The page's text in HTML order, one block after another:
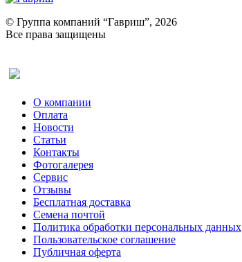
Ревень
Рукола
Рута
Тмин
Трава для чая
Туласи
Укроп
Фенхель пряный
Хризантема овощная
Цикорий пряный
Цикорий салатный (Витлуф)
Черемша
Шпинат
Щавель
Эндивий
Эстрагон
© Группа компаний “Гавриш”, 2026
Все права защищены
О компании
Оплата
Новости
Статьи
Контакты
Фотогалерея​
Сервис
Отзывы
Бесплатная доставка
Семена почтой
Политика обработки персональных данных
Пользовательское соглашение
Публичная оферта